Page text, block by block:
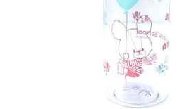
コンテンツ(クイズ・